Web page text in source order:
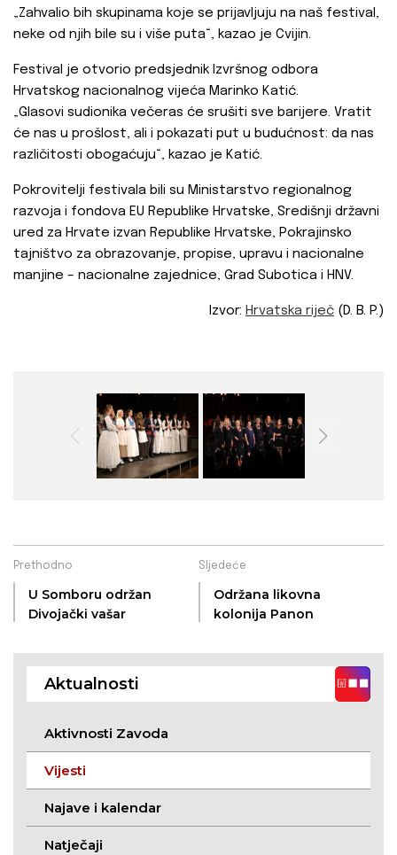
„Zahvalio bih skupinama koje se prijavljuju na naš festival,
neke od njih bile su i više puta“, kazao je Cvijin.
Festival je otvorio predsjednik Izvršnog odbora
Hrvatskog nacionalnog vijeća Marinko Katić.
„Glasovi sudionika večeras će srušiti sve barijere. Vratit
će nas u prošlost, ali i pokazati put u budućnost: da nas
različitosti obogaćuju“, kazao je Katić.
Pokrovitelji festivala bili su Ministarstvo regionalnog
razvoja i fondova EU Republike Hrvatske, Središnji državni
ured za Hrvate izvan Republike Hrvatske, Pokrajinsko
tajništvo za obrazovanje, propise, upravu i nacionalne
manjine – nacionalne zajednice, Grad Subotica i HNV.
Izvor: Hrvatska riječ (D. B. P.)
Prethodno
U Somboru održan
Divojački vašar
Sljedeće
Održana likovna
kolonija Panon
Aktualnosti
Aktivnosti Zavoda
Vijesti
Najave i kalendar
Natječaji